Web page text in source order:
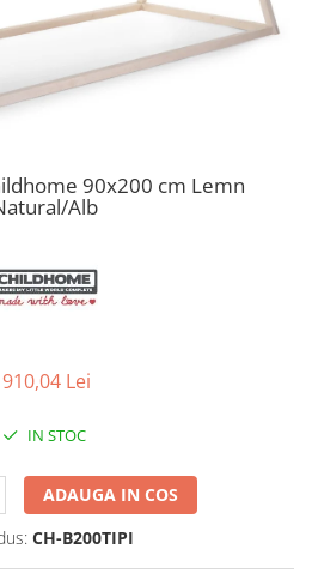
90x200 cm Lemn
Alb
910,04 Lei
IN STOC
ADAUGA IN COS
CH-B200TIPI